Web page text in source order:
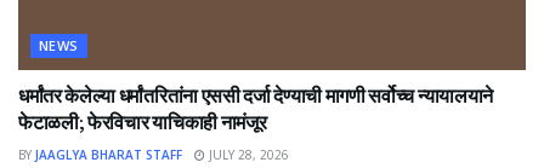
NEWS
धर्मांतर केलेल्या धर्मांतरितांना एससी दर्जा देण्याची मागणी सर्वोच्च न्यायालयाने
फेटाळली; फेरविचार याचिकाही नामंजूर
BY JAAGLYA BHARAT STAFF JULY 28, 2026